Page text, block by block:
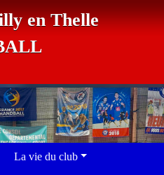
en Thelle
La vie du club